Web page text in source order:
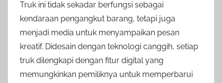
Truk ini tidak sekadar berfungsi sebagai
kendaraan pengangkut barang, tetapi juga
menjadi media untuk menyampaikan pesan
kreatif. Didesain dengan teknologi canggih, setiap
truk dilengkapi dengan fitur digital yang
memungkinkan pemiliknya untuk memperbarui